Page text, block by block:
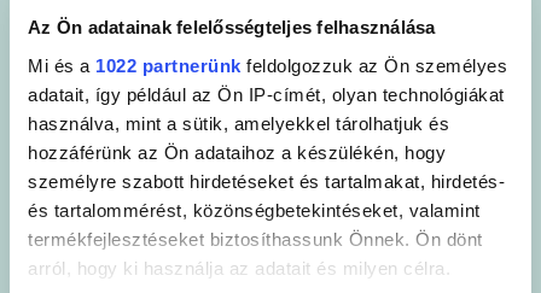
Az Ön adatainak felelősségteljes felhasználása
Mi és a 1022 partnerünk feldolgozzuk az Ön személyes
adatait, így például az Ön IP-címét, olyan technológiákat
használva, mint a sütik, amelyekkel tárolhatjuk és
hozzáférünk az Ön adataihoz a készülékén, hogy
személyre szabott hirdetéseket és tartalmakat, hirdetés-
és tartalommérést, közönségbetekintéseket, valamint
termékfejlesztéseket biztosíthassunk Önnek. Ön dönt
arról, hogy ki használja az adatait és milyen célra.
következőket
A SANYTOL formulákat egy mikrobiológiai laboratóriumban
tesztelik, és megfelelnek az AFNOR és az antimikrobiális
hatékonyság európai szabványainak. Garantálják a tökéletes
higiéniát és aktívak a következőkben: